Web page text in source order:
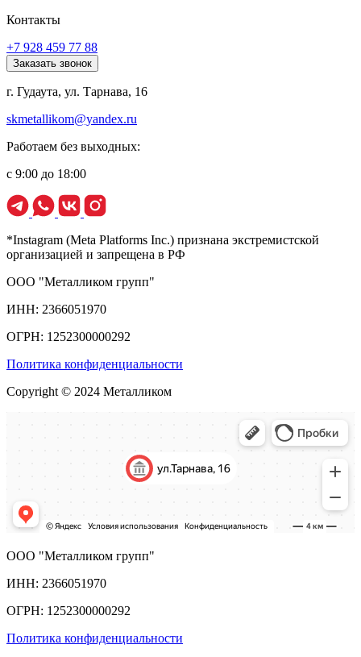
Контакты
+7 928 459 77 88
Заказать звонок
г. Гудаута, ул. Тарнава, 16
skmetallikom@yandex.ru
Работаем без выходных:
с 9:00 до 18:00
*Instagram (Meta Platforms Inc.) признана экстремистской
организацией и запрещена в РФ
ООО "Металликом групп"
ИНН: 2366051970
ОГРН: 1252300000292
Политика конфиденциальности
Copyright © 2024 Металликом
ООО "Металликом групп"
ИНН: 2366051970
ОГРН: 1252300000292
Политика конфиденциальности